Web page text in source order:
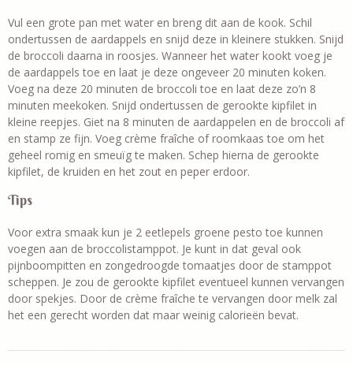
Vul een grote pan met water en breng dit aan de kook. Schil
ondertussen de aardappels en snijd deze in kleinere stukken. Snijd
de broccoli daarna in roosjes. Wanneer het water kookt voeg je
de aardappels toe en laat je deze ongeveer 20 minuten koken.
Voeg na deze 20 minuten de broccoli toe en laat deze zo’n 8
minuten meekoken. Snijd ondertussen de gerookte kipfilet in
kleine reepjes. Giet na 8 minuten de aardappelen en de broccoli af
en stamp ze fijn. Voeg crème fraîche of roomkaas toe om het
geheel romig en smeuïg te maken. Schep hierna de gerookte
kipfilet, de kruiden en het zout en peper erdoor.
Tips
Voor extra smaak kun je 2 eetlepels groene pesto toe kunnen
voegen aan de broccolistamppot. Je kunt in dat geval ook
pijnboompitten en zongedroogde tomaatjes door de stamppot
scheppen. Je zou de gerookte kipfilet eventueel kunnen vervangen
door spekjes. Door de crème fraîche te vervangen door melk zal
het een gerecht worden dat maar weinig calorieën bevat.